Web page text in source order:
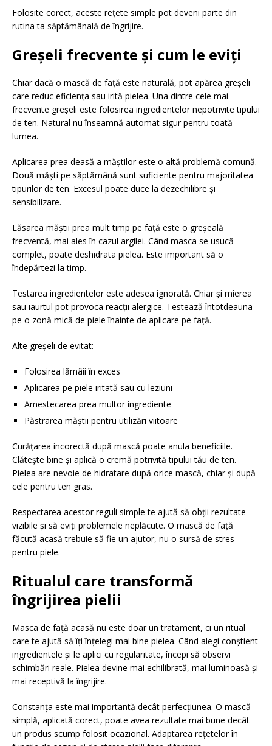
Folosite corect, aceste rețete simple pot deveni parte din
rutina ta săptămânală de îngrijire.
Greșeli frecvente și cum le eviți
Chiar dacă o mască de față este naturală, pot apărea greșeli
care reduc eficiența sau irită pielea. Una dintre cele mai
frecvente greșeli este folosirea ingredientelor nepotrivite tipului
de ten. Natural nu înseamnă automat sigur pentru toată
lumea.
Aplicarea prea deasă a măștilor este o altă problemă comună.
Două măști pe săptămână sunt suficiente pentru majoritatea
tipurilor de ten. Excesul poate duce la dezechilibre și
sensibilizare.
Lăsarea măștii prea mult timp pe față este o greșeală
frecventă, mai ales în cazul argilei. Când masca se usucă
complet, poate deshidrata pielea. Este important să o
îndepărtezi la timp.
Testarea ingredientelor este adesea ignorată. Chiar și mierea
sau iaurtul pot provoca reacții alergice. Testează întotdeauna
pe o zonă mică de piele înainte de aplicare pe față.
Alte greșeli de evitat:
Folosirea lămâii în exces
Aplicarea pe piele iritată sau cu leziuni
Amestecarea prea multor ingrediente
Păstrarea măștii pentru utilizări viitoare
Curățarea incorectă după mască poate anula beneficiile.
Clătește bine și aplică o cremă potrivită tipului tău de ten.
Pielea are nevoie de hidratare după orice mască, chiar și după
cele pentru ten gras.
Respectarea acestor reguli simple te ajută să obții rezultate
vizibile și să eviți problemele neplăcute. O mască de față
făcută acasă trebuie să fie un ajutor, nu o sursă de stres
pentru piele.
Ritualul care transformă
îngrijirea pielii
Masca de față acasă nu este doar un tratament, ci un ritual
care te ajută să îți înțelegi mai bine pielea. Când alegi conștient
ingredientele și le aplici cu regularitate, începi să observi
schimbări reale. Pielea devine mai echilibrată, mai luminoasă și
mai receptivă la îngrijire.
Constanța este mai importantă decât perfecțiunea. O mască
simplă, aplicată corect, poate avea rezultate mai bune decât
un produs scump folosit ocazional. Adaptarea rețetelor în